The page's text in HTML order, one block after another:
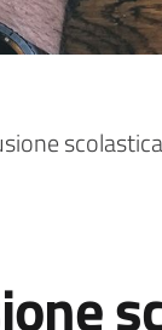
scolastica